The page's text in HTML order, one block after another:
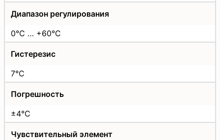
Диапазон регулирования
0°C … +60°С
Гистерезис
7°C
Погрешность
±4°C
Чувствительный элемент